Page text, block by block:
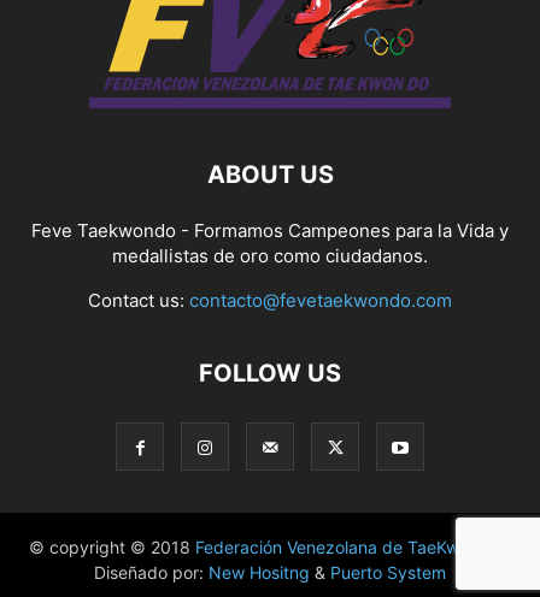
ABOUT US
Feve Taekwondo - Formamos Campeones para la Vida y
medallistas de oro como ciudadanos.
Contact us: contacto@fevetaekwondo.com
FOLLOW US
© copyright © 2018 Federación Venezolana de TaeKwonDo
Diseñado por: New Hositng & Puerto System